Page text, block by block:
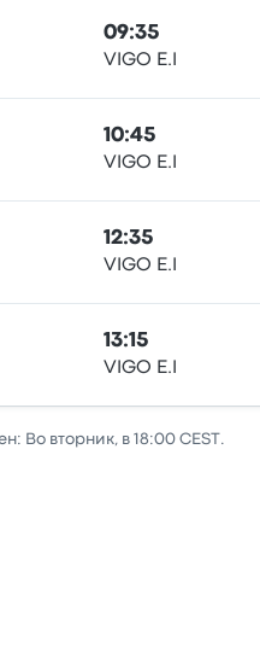
09:35
VIGO E.I
10:45
VIGO E.I
12:35
VIGO E.I
13:15
VIGO E.I
Во вторник, в 18:00 CEST.